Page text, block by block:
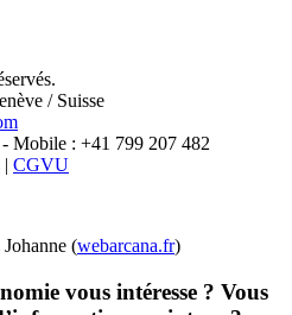
X
/ Suisse
Mobile : +41 799 207 482
| CGVU
(webarcana.fr)
vous intéresse ? Vous